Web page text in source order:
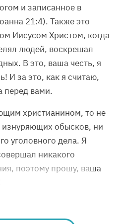
и записанное в
21:4). Также это
Иисусом Христом, когда
людей, воскрешал
В это, ваша честь, я
И за это, как я считаю,
перед вами.
христианином, то не
обысков, ни
уголовного дела. Я
никакого
поэтому прошу, ваша